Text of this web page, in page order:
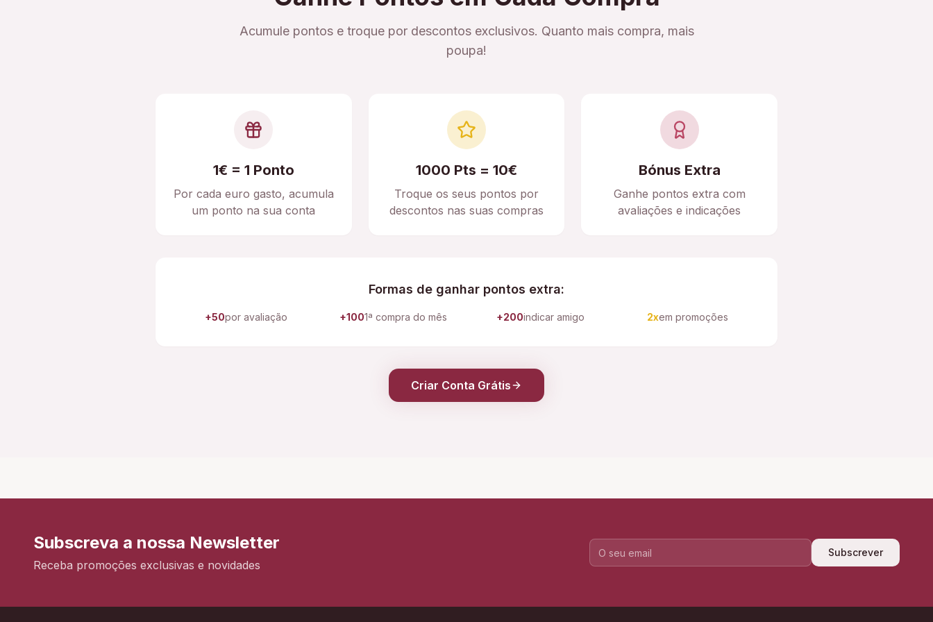
Acumule pontos e troque por descontos exclusivos. Quanto mais compra, mais
poupa!
1€ = 1 Ponto
Por cada euro gasto, acumula
um ponto na sua conta
1000 Pts = 10€
Troque os seus pontos por
descontos nas suas compras
Bónus Extra
Ganhe pontos extra com
avaliações e indicações
Formas de ganhar pontos extra:
+50por avaliação +1001ª compra do mês +200indicar amigo 2xem promoções
Criar Conta Grátis
Subscreva a nossa Newsletter
Receba promoções exclusivas e novidades
Subscrever